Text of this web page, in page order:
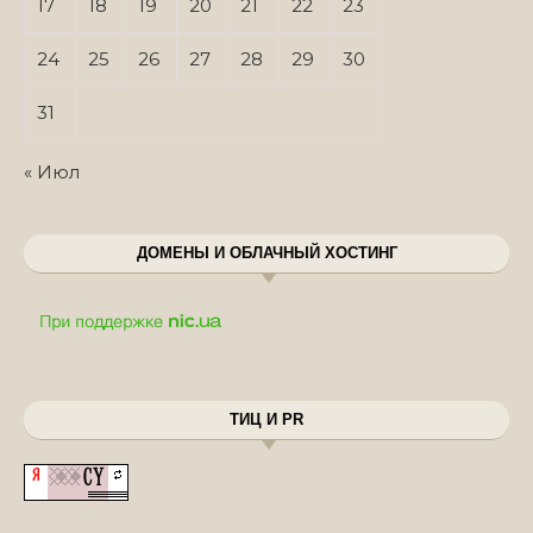
17 18 19 20 21 22 23
24 25 26 27 28 29 30
31
« Июл
ДОМЕНЫ И ОБЛАЧНЫЙ ХОСТИНГ
ТИЦ И PR